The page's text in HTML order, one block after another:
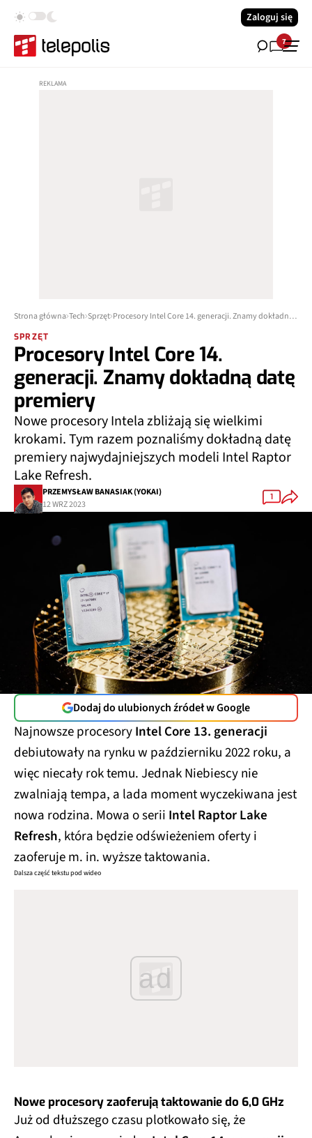
Zaloguj się
7
Strona główna Tech Sprzęt Procesory Intel Core 14. generacji. Znamy dokładną datę premiery
SPRZĘT
Procesory Intel Core 14.
generacji. Znamy dokładną datę
premiery
Nowe procesory Intela zbliżają się wielkimi
krokami. Tym razem poznaliśmy dokładną datę
premiery najwydajniejszych modeli Intel Raptor
Lake Refresh.
PRZEMYSŁAW BANASIAK (YOKAI)
12 WRZ 2023
1
Dodaj do ulubionych źródeł w Google
Najnowsze procesoryIntel Core 13. generacji
debiutowały na rynku w październiku 2022 roku, a
więc niecały rok temu. Jednak Niebiescy nie
zwalniają tempa, a lada moment wyczekiwana jest
nowa rodzina. Mowa o serii Intel Raptor Lake
Refresh, która będzie odświeżeniem oferty i
zaoferuje m. in. wyższe taktowania.
Dalsza część tekstu pod wideo
ad
Nowe procesory zaoferują taktowanie do 6,0 GHz
Już od dłuższego czasu plotkowało się, że